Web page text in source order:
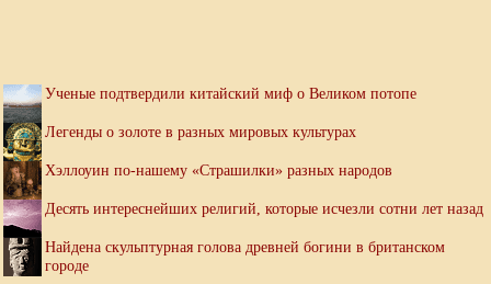
Ученые подтвердили китайский миф о Великом потопе
Легенды о золоте в разных мировых культурах
Хэллоуин по-нашему «Страшилки» разных народов
Десять интереснейших религий, которые исчезли сотни лет назад
Найдена скульптурная голова древней богини в британском
городе